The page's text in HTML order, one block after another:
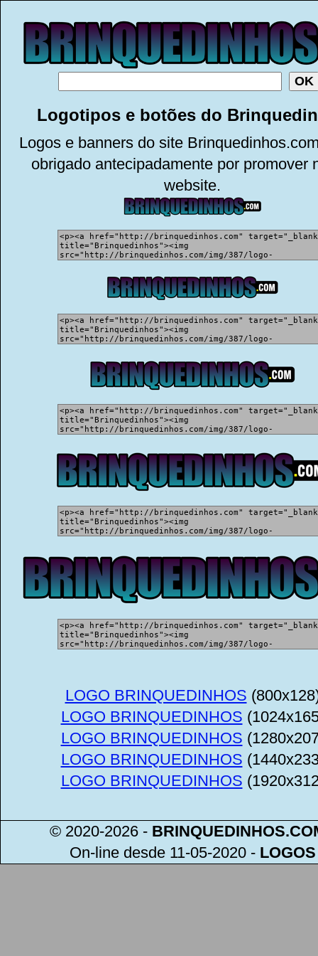
Logotipos e botões do
Logos e banners do site
obrigado antecipadamente por promover
website.
LOGO BRINQUEDINHOS
LOGO BRINQUEDINHOS
LOGO BRINQUEDINHOS
LOGO BRINQUEDINHOS
LOGO BRINQUEDINHOS
© 2020-2026 - BRINQUEDINHOS
On-line desde 11-05-2020- LOGOS